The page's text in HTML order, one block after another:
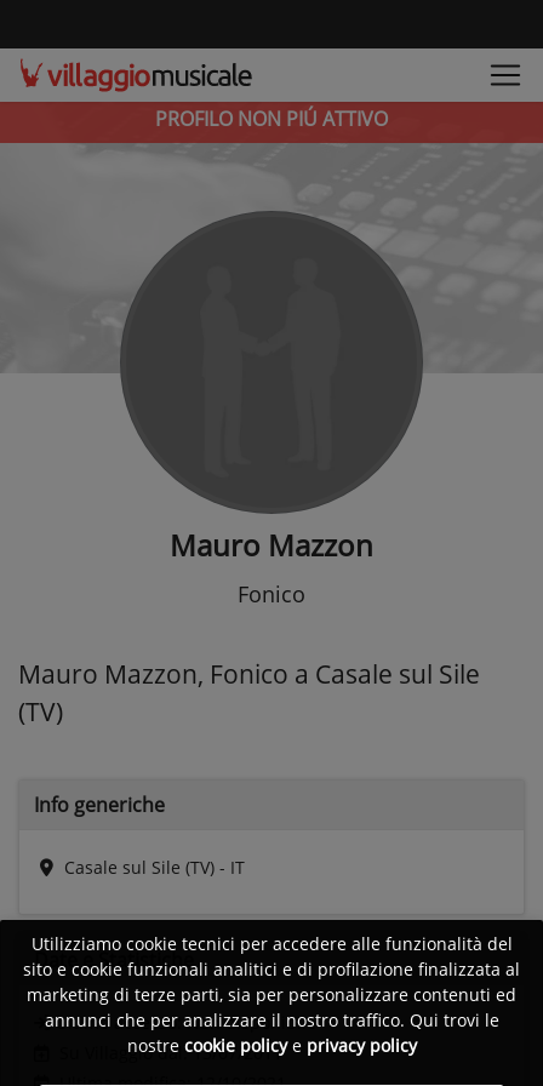
PROFILO NON PIÚ ATTIVO
Mauro Mazzon
Fonico
Mauro Mazzon, Fonico a Casale sul Sile
(TV)
Info generiche
Casale sul Sile (TV) - IT
Date eStatistiche
Ultimo accesso:Non disponibile
Su Villaggio dal: 13/07/2011
Utilizziamo cookie tecnici per accedere alle funzionalità del
sito e cookie funzionali analitici e di profilazione finalizzata al
marketing di terze parti, sia per personalizzare contenuti ed
annunci che per analizzare il nostro traffico. Qui trovi le
nostre cookie policye privacy policy